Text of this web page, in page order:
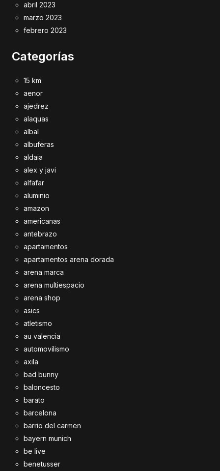
abril 2023
marzo 2023
febrero 2023
Categorías
15 km
aenor
ajedrez
alaquas
albal
albuferas
aldaia
alex y javi
alfafar
aluminio
amazon
americanas
antebrazo
apartamentos
apartamentos arena dorada
arena marca
arena multiespacio
arena shop
asics
atletismo
au valencia
automovilismo
axila
bad bunny
baloncesto
barato
barcelona
barrio del carmen
bayern munich
be live
benetusser